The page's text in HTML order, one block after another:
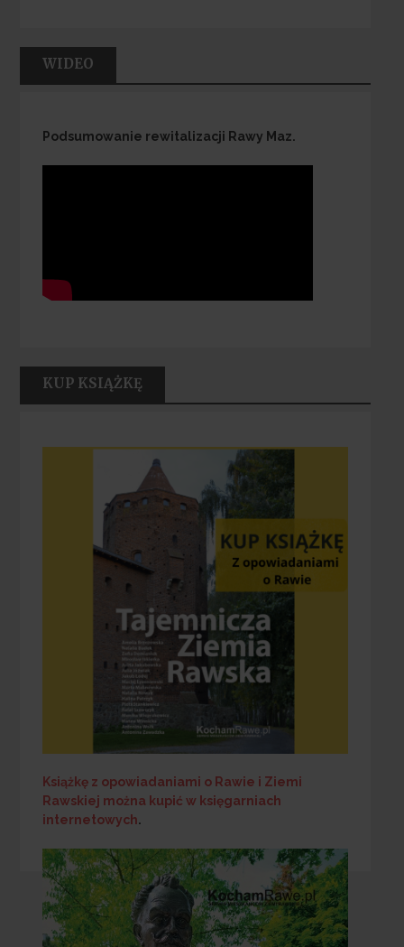
WIDEO
Podsumowanie rewitalizacji Rawy Maz.
KUP KSIĄŻKĘ
Książkę z opowiadaniami o Rawie i Ziemi
Rawskiej można kupić w księgarniach
internetowych.